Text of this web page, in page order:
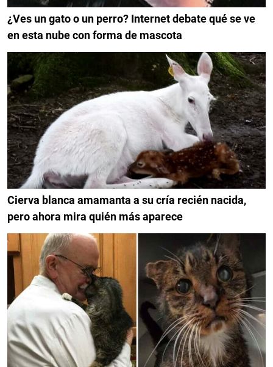
¿Ves un gato o un perro? Internet debate qué se ve
en esta nube con forma de mascota
Cierva blanca amamanta a su cría recién nacida,
pero ahora mira quién más aparece